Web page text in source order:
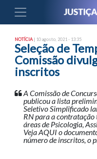
NOTÍCIA | 10 agosto, 2021 - 13:35
Seleção de
Comissão
inscritos
A Comissão de
publicou a lista
Seletivo Simplificado
RN para a
áreas de Psicologia,
Veja AQUI o
número de inscritos, o